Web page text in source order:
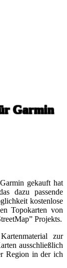
Garmin
gekauft hat
dazu passende
kostenlose
Topokarten von
Projekts.
zur
ausschließlich
Region in der ich